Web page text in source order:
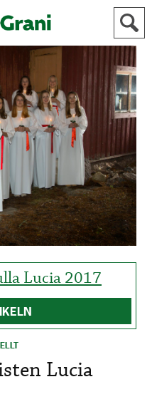
Lucia 2017
Lucia